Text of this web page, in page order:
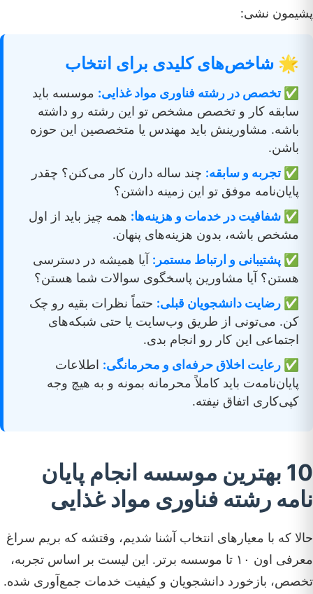
پشیمون نشی:
🌟 شاخص‌های کلیدی برای انتخاب
✅ تخصص در رشته فناوری مواد غذایی: موسسه باید
سابقه کار و تخصص مشخص تو این رشته رو داشته
باشه. مشاورینش باید مهندس یا متخصصین این حوزه
باشن.
✅ تجربه و سابقه: چند ساله دارن کار می‌کنن؟ چقدر
پایان‌نامه موفق تو این زمینه داشتن؟
✅ شفافیت در خدمات و هزینه‌ها: همه چیز باید از اول
مشخص باشه، بدون هزینه‌های پنهان.
✅ پشتیبانی و ارتباط مستمر: آیا همیشه در دسترسی
هستن؟ آیا مشاورین پاسخگوی سوالات شما هستن؟
✅ رضایت دانشجویان قبلی: حتماً نظرات بقیه رو چک
کن. می‌تونی از طریق وب‌سایت یا حتی شبکه‌های
اجتماعی این کار رو انجام بدی.
✅ رعایت اخلاق حرفه‌ای و محرمانگی: اطلاعات
پایان‌نامه‌ت باید کاملاً محرمانه بمونه و به هیچ وجه
کپی‌کاری اتفاق نیفته.
10 بهترین موسسه انجام پایان
نامه رشته فناوری مواد غذایی
حالا که با معیارهای انتخاب آشنا شدیم، وقتشه که بریم سراغ
معرفی اون ۱۰ تا موسسه برتر. این لیست بر اساس تجربه،
تخصص، بازخورد دانشجویان و کیفیت خدمات جمع‌آوری شده.